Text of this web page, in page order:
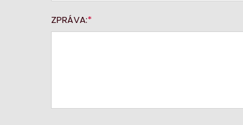
ZPRÁVA: